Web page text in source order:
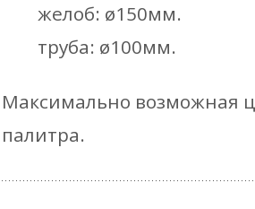
оцинк.
желоб: ø150мм.
труба: ø100мм.
Максимально возможная
палитра.